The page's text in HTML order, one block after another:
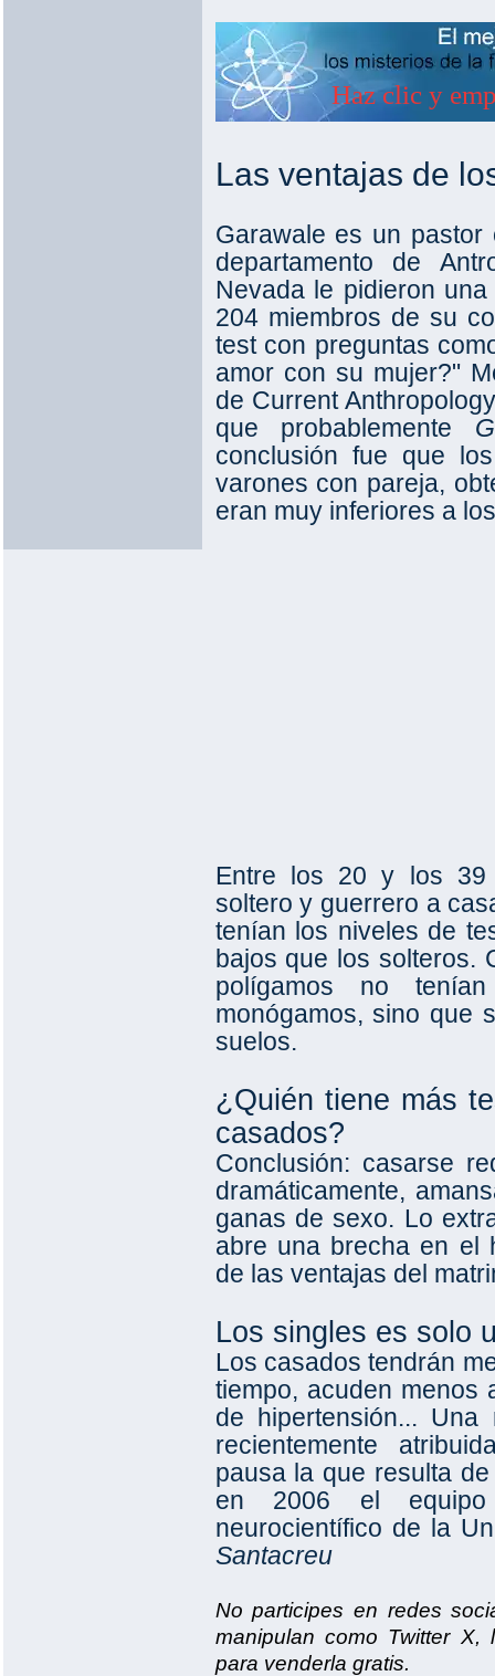
Las ventajas de
Garawale es un
departamento de
Nevada le pidieron
204 miembros de su
test con preguntas
amor con su mujer?"
de Current
que probablemente
conclusión fue que
varones con pareja,
eran muy inferiores a
Entre los 20 y los 39
soltero y guerrero a
tenían los niveles de
bajos que los solteros.
polígamos no
monógamos, sino que
suelos.
¿Quién tiene más
casados?
Conclusión: casarse
dramáticamente,
ganas de sexo. Lo
abre una brecha en el
de las ventajas del
Los singles es solo
Los casados tendrán
tiempo, acuden menos
de hipertensión...
recientemente
pausa la que resulta
en 2006 el
neurocientífico de la
Santacreu
No participes en redes
manipulan como Twitter
para venderla gratis.